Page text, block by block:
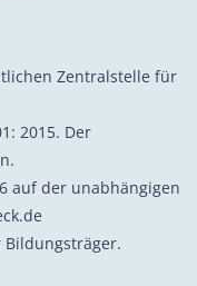
Zentralstelle für
2015. Der
auf der unabhängigen
Bildungsträger.